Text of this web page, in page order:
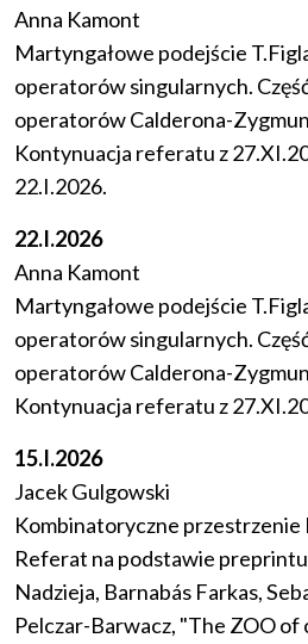
Anna Kamont
Martyngałowe podejście
operatorów singularnych.
operatorów Calderona-
Kontynuacja referatu z
22.I.2026.
22.I.2026
Anna Kamont
Martyngałowe podejście
operatorów singularnych.
operatorów Calderona-
Kontynuacja referatu z
15.I.2026
Jacek Gulgowski
Kombinatoryczne przestrzenie
Referat na podstawie
Nadzieja, Barnabás Farkas,
Pelczar-Barwacz, "The ZOO